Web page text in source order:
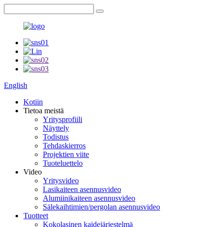
English
Kotiin
Tietoa meistä
Yritysprofiili
Näyttely
Todistus
Tehdaskierros
Projektien viite
Tuoteluettelo
Video
Yritysvideo
Lasikaiteen asennusvideo
Alumiinikaiteen asennusvideo
Sälekaihtimien/pergolan asennusvideo
Tuotteet
Kokolasinen kaidejärjestelmä